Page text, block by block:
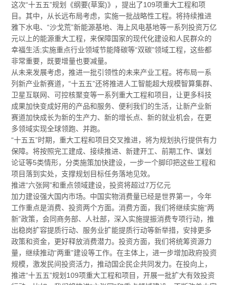
这次“十五五”规划《纲要(草案)》，提出了109项重大工程和项
目。其中，从长远布局考虑，实施一批战略性工程。将持续推进
雅下水电、“沙戈荒”新能源基地、海上风电基地等一系列投资万亿
元以上的能源重大工程，来保障国家的现代化建设和人民群众的
幸福生活;实施重点行业领域节能降碳等“双碳”领域工程，这些都
非常重要，既要增量也要减量。
从未来发展考虑，推进一批引领性的未来产业工程。将布局一系
列新产业新赛道，“十五五”还将推进人工智能超大规模智算集群、
卫星互联网、可控核聚变等一系列重大工程和项目，让更多科技
成果加快变成好用的产品和服务、便利我们的生活，让新产业新
赛道加快成长为新的生产力、新的增长点、新的就业机会，在更
多领域实现全球领跑、并跑。
“十五五”时期，重大工程和项目交叉推进，将为规划执行提供有力
保障。将按照完工建成、接续推进、新建开工、前期工作、谋划
论证等5类情形，分类施策加快建设，一步一个脚印把这些工程和
项目落到实处，支撑规划目标任务落地见效。
推进“六张网”和重点领域建设，投资将超过7万亿元
加力建设强大国内市场。中国实物消费量已经是世界第一，今年
工作重点是消费、投资两个方面。消费方面，我们将继续实施“两
新”政策，会同商务部、人社部，深入实施提振消费专项行动，推
出稳岗扩容提质行动、服务业扩能提质行动等新举措，安排更多
政策和资金，更好释放消费潜力。投资方面，我们将统筹资源力
量，继续推动“两重”建设等工作。在主体上，进一步增加政府投资
规模，激发民间投资活力，推动国企民企共同发力。在投向上，
推进“十五五”规划109项重大工程和项目，开展一批扩大有效投资